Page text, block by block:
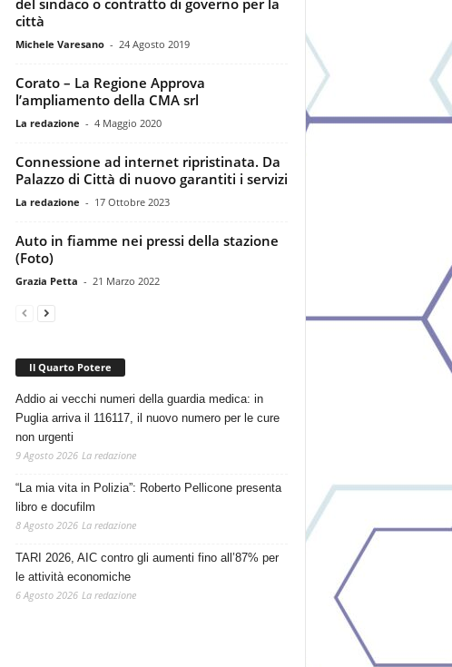
città
Michele Varesano - 24 Agosto 2019
Corato – La Regione Approva
l’ampliamento della CMA srl
La redazione - 4 Maggio 2020
Connessione ad internet ripristinata. Da
Palazzo di Città di nuovo garantiti i servizi
La redazione - 17 Ottobre 2023
Auto in fiamme nei pressi della stazione
(Foto)
Grazia Petta - 21 Marzo 2022
Il Quarto Potere
Addio ai vecchi numeri della guardia medica: in
Puglia arriva il 116117, il nuovo numero per le cure
non urgenti
9 Agosto 2026 La redazione
“La mia vita in Polizia”: Roberto Pellicone presenta
libro e docufilm
8 Agosto 2026 La redazione
TARI 2026, AIC contro gli aumenti fino all’87% per
le attività economiche
6 Agosto 2026 La redazione